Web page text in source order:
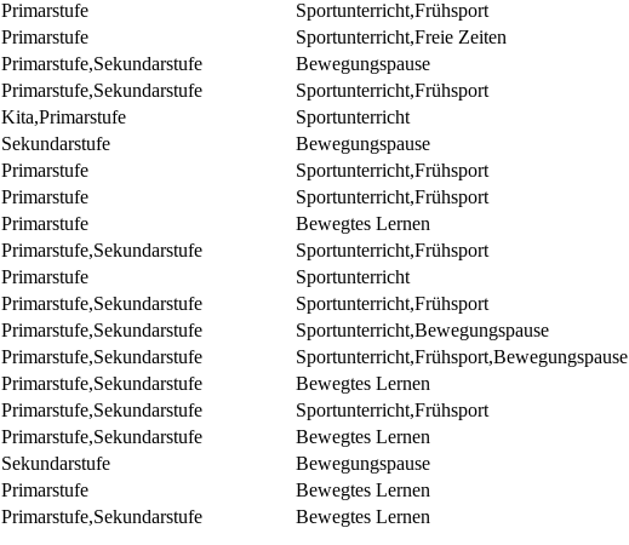
Primarstufe
Sportunterricht,Frühsport
Primarstufe
Sportunterricht,Freie Zeiten
Primarstufe,Sekundarstufe
Bewegungspause
Primarstufe,Sekundarstufe
Sportunterricht,Frühsport
Kita,Primarstufe
Sportunterricht
Sekundarstufe
Bewegungspause
Primarstufe
Sportunterricht,Frühsport
Primarstufe
Sportunterricht,Frühsport
Primarstufe
Bewegtes Lernen
Primarstufe,Sekundarstufe
Sportunterricht,Frühsport
Primarstufe
Sportunterricht
Primarstufe,Sekundarstufe
Sportunterricht,Frühsport
Primarstufe,Sekundarstufe
Sportunterricht,Bewegungspause
Primarstufe,Sekundarstufe
Sportunterricht,Frühsport,Bewegungspause
Primarstufe,Sekundarstufe
Bewegtes Lernen
Primarstufe,Sekundarstufe
Sportunterricht,Frühsport
Primarstufe,Sekundarstufe
Bewegtes Lernen
Sekundarstufe
Bewegungspause
Primarstufe
Bewegtes Lernen
Primarstufe,Sekundarstufe Bewegtes Lernen